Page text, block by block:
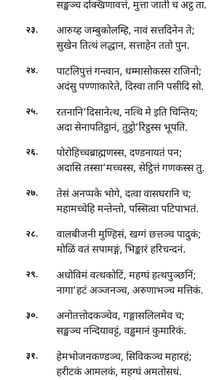
सङ्खञ्च दक्खिणावत्तं, मुत्ता जाती च अट्ठ ता.
२३.
आरुय्ह जम्बुकोलम्हि, नावं सत्तदिनेन ते;
सुखेन तित्थं लद्धान, सत्ताहेन ततो पुन.
२४.
पाटलिपुत्तं गन्त्वान, धम्मासोकस्स राजिनो;
अदंसु पण्णाकारेते, दिस्वा तानि पसीदि सो.
२५.
रतनानि’दिसानेत्थ, नत्थि मे इति चिन्तिय;
अदा सेनापतिट्ठानं, तुट्ठो’रिट्ठस्स भूपति.
२६.
पोरोहिच्चब्राह्मणस्स, दण्डनायतं पन;
अदासि तस्सा’मच्चस्स, सेट्ठित्तं गणकस्स तु.
२७.
तेसं अनप्पके भोगे, दत्वा वासघरानि च;
महामच्चेहि मन्तेन्तो, पस्सित्वा पटिपाभतं.
२८. वालबीजनीमुण्हिसं, खग्गं छत्तञ्च पादुकं;
मोळिं वतं सपामङ्गं, भिङ्कारं हरिचन्दनं.
२९.
अधोविमं वत्थकोटिं, महग्घं हत्थपुञ्छनिं;
नागा’हटं अञ्जनञ्च, अरुणाभञ्च मत्तिकं.
३०.
अनोतत्तोदकञ्चेव, गङ्गासलिलमेव च;
सङ्खञ्च नन्दियावट्टं, वड्ढमानं कुमारिकं.
३१.
हेमभोजनकण्डञ्च, सिविकञ्च महारहं;
हरीटकं आमलकं, महग्घं अमतोसधं.